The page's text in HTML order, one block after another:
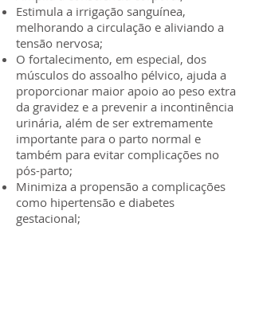
Estimula a irrigação sanguínea,
melhorando a circulação e aliviando a
tensão nervosa;
O fortalecimento, em especial, dos
músculos do assoalho pélvico, ajuda a
proporcionar maior apoio ao peso extra
da gravidez e a prevenir a incontinência
urinária, além de ser extremamente
importante para o parto normal e
também para evitar complicações no
pós-parto;
Minimiza a propensão a complicações
como hipertensão e diabetes
gestacional;